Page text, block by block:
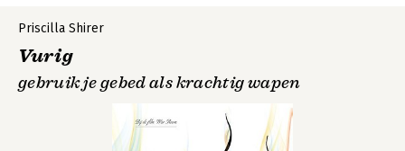
Priscilla Shirer
Vurig
gebruik je gebed als krachtig wapen